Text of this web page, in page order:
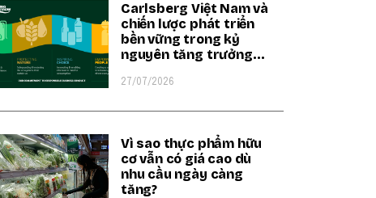
Carlsberg Việt Nam và
chiến lược phát triển
bền vững trong kỷ
nguyên tăng trưởng
27/07/2026
Vì sao thực phẩm hữu
cơ vẫn có giá cao dù
nhu cầu ngày càng
tăng?